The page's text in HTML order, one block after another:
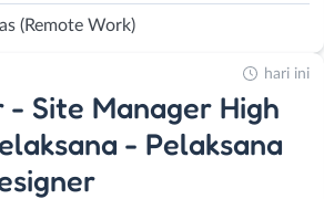
(Remote Work)
Site Manager High
- Pelaksana
hari ini